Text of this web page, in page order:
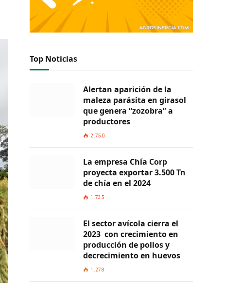
Top Noticias
Alertan aparición de la
maleza parásita en girasol
que genera “zozobra” a
productores
2.750
La empresa Chía Corp
proyecta exportar 3.500 Tn
de chía en el 2024
1.735
El sector avícola cierra el
2023 con crecimiento en
producción de pollos y
decrecimiento en huevos
1.278